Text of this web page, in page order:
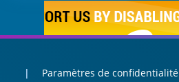
Paramètres de confidentialité